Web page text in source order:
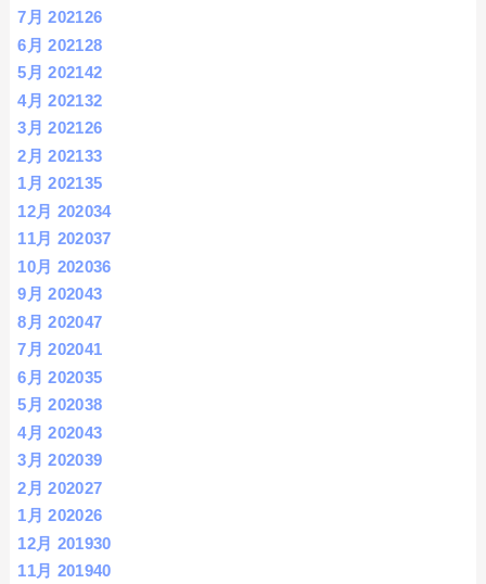
7月 202126
6月 202128
5月 202142
4月 202132
3月 202126
2月 202133
1月 202135
12月 202034
11月 202037
10月 202036
9月 202043
8月 202047
7月 202041
6月 202035
5月 202038
4月 202043
3月 202039
2月 202027
1月 202026
12月 201930
11月 201940